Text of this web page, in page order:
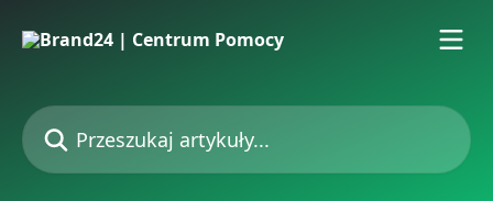
Przeszukaj artykuły...